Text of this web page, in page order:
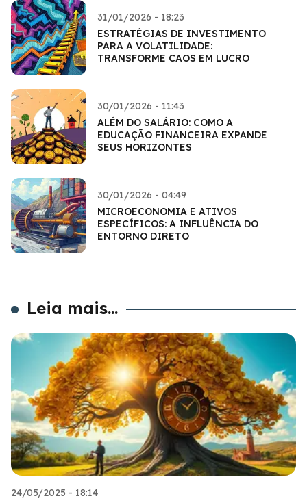
31/01/2026 - 18:23
ESTRATÉGIAS DE INVESTIMENTO
PARA A VOLATILIDADE:
TRANSFORME CAOS EM LUCRO
30/01/2026 - 11:43
ALÉM DO SALÁRIO: COMO A
EDUCAÇÃO FINANCEIRA EXPANDE
SEUS HORIZONTES
30/01/2026 - 04:49
MICROECONOMIA E ATIVOS
ESPECÍFICOS: A INFLUÊNCIA DO
ENTORNO DIRETO
Leia mais...
24/05/2025 - 18:14